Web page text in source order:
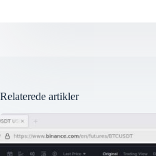
Relaterede artikler